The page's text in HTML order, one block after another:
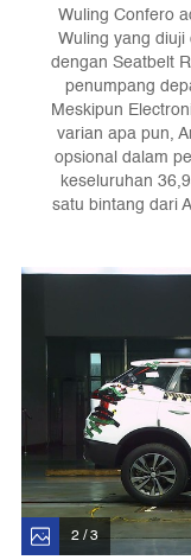
Wuling Confero
Wuling yang diuji
dengan Seatbelt
penumpang
Meskipun
varian apa pun,
opsional dalam
keseluruhan
satu bintang dari
2 / 3